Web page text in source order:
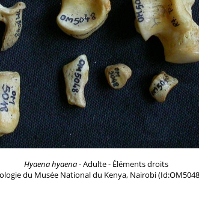
Hyaena hyaena- Adulte - Éléments droits
du Musée National du Kenya, Nairobi